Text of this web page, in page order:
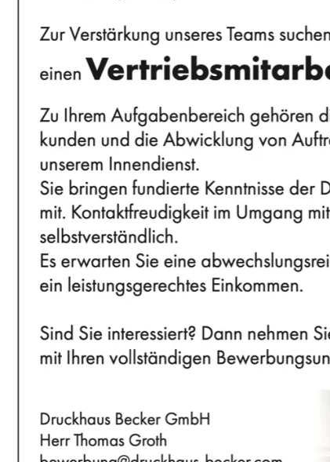
NEUE
Neue Drucktechnologie – Um für unsere
Vorteile usw.